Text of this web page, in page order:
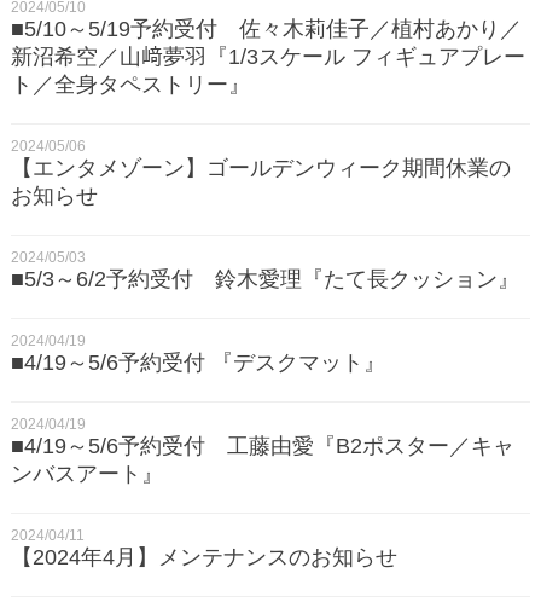
2024/05/10
■5/10～5/19予約受付 佐々木莉佳子／植村あかり／
新沼希空／山﨑夢羽『1/3スケール フィギュアプレー
ト／全身タペストリー』
2024/05/06
【エンタメゾーン】ゴールデンウィーク期間休業の
お知らせ
2024/05/03
■5/3～6/2予約受付 鈴木愛理『たて長クッション』
2024/04/19
■4/19～5/6予約受付 『デスクマット』
2024/04/19
■4/19～5/6予約受付 工藤由愛『B2ポスター／キャ
ンバスアート』
2024/04/11
【2024年4月】メンテナンスのお知らせ